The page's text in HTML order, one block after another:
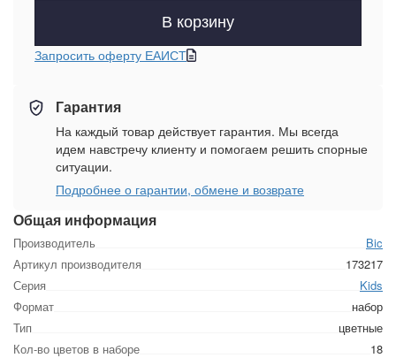
Общая информация
Производитель
Bic
Артикул производителя
173217
Серия
Kids
Формат
набор
Тип
цветные
Кол-во цветов в наборе
18
В корзину
Запросить оферту ЕАИСТ
Гарантия
На каждый товар действует гарантия. Мы всегда
идем навстречу клиенту и помогаем решить спорные
ситуации.
Подробнее о гарантии, обмене и возврате